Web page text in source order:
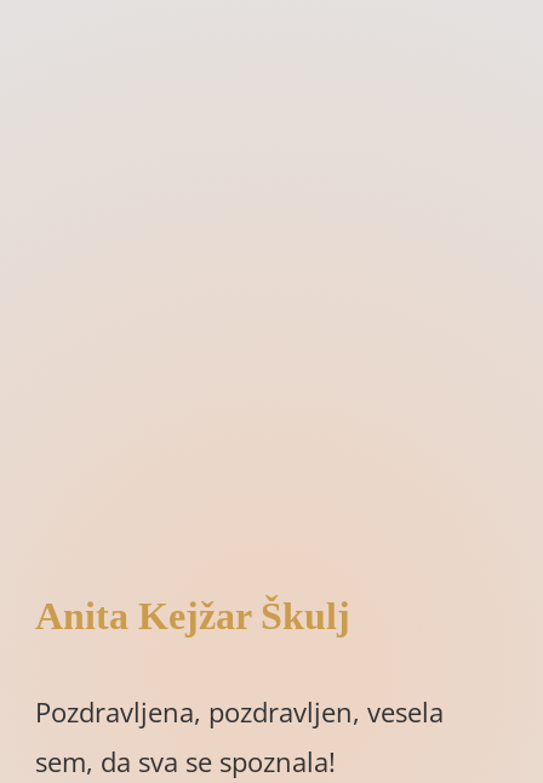
Anita Kejžar Škulj
Pozdravljena, pozdravljen, vesela
sem, da sva se spoznala!